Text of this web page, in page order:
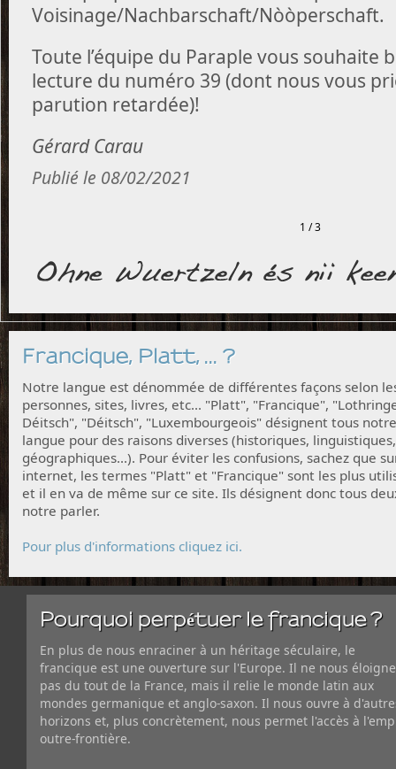
Voisinage/Nachbarschaft/Nòòperschaft.
Toute l’équipe du Paraple vous souhaite
lecture du numéro 39 (dont nous vous
parution retardée)!
Gérard Carau
Publié le 08/02/2021
1 / 3
Francique, Platt, ... ?
Notre langue est dénommée de différentes façons selon
personnes, sites, livres, etc... "Platt", "Francique",
Déitsch", "Déitsch", "Luxembourgeois" désignent tous notre
langue pour des raisons diverses (historiques, linguistiques,
géographiques...). Pour éviter les confusions, sachez que
internet, les termes "Platt" et "Francique" sont les plus
et il en va de même sur ce site. Ils désignent donc tous
notre parler.
Pour plus d'informations cliquez ici.
Pourquoi perpétuer le francique ?
En plus de nous enraciner à un héritage séculaire, le
francique est une ouverture sur l'Europe. Il ne nous éloigne
pas du tout de la France, mais il relie le monde latin aux
mondes germanique et anglo-saxon. Il nous ouvre à
horizons et, plus concrètement, nous permet l'accès à
outre-frontière.